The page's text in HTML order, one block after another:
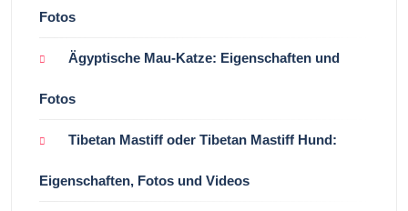
Fotos
Ägyptische Mau-Katze: Eigenschaften und
Fotos
Tibetan Mastiff oder Tibetan Mastiff Hund:
Eigenschaften, Fotos und Videos